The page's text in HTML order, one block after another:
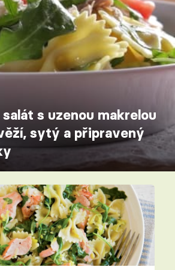
s uzenou makrelou
sytý a připravený